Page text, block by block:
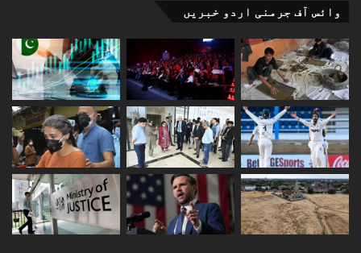
وائس آف جرمنی اردو خبریں